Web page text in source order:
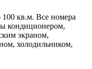
100 кв.м. Все номера
кондиционером,
экраном,
холодильником,